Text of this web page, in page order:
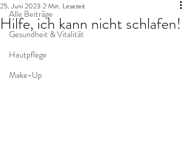
Alle Beiträge
Gesundheit & Vitalität
Hautpflege
Make-Up
Hilfe, ich kann nicht schlafen!
25. Juni 2023 2 Min. Lesezeit